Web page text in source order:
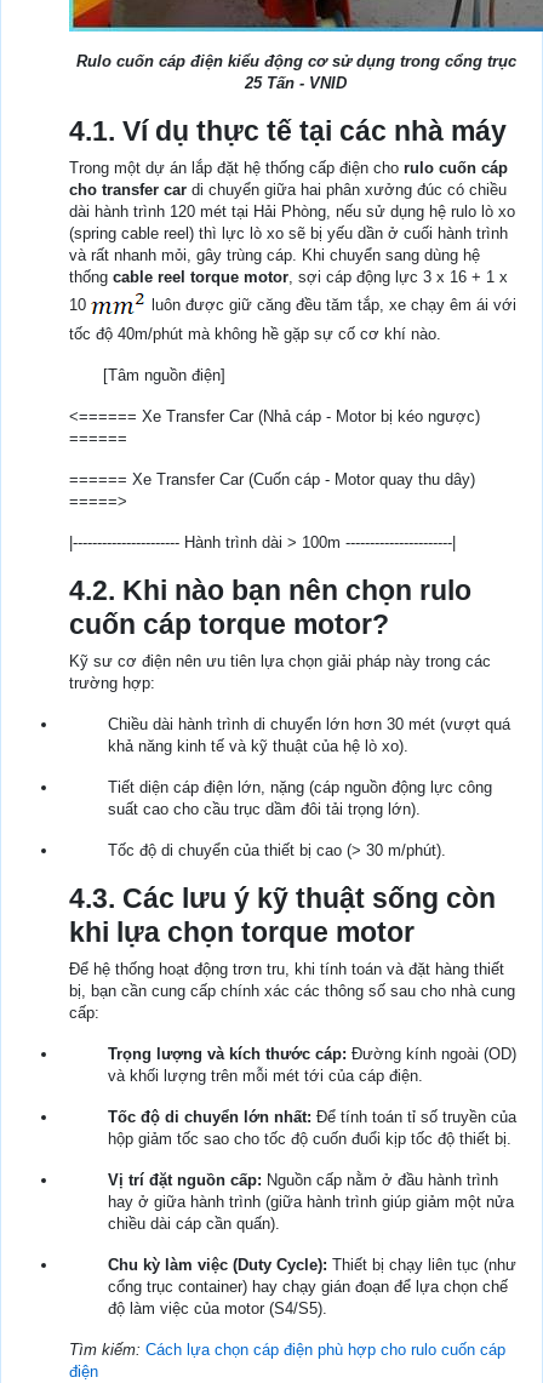
Rulo cuốn cáp điện kiểu động cơ sử dụng trong cổng trục
25 Tấn - VNID
4.1. Ví dụ thực tế tại các nhà máy
Trong một dự án lắp đặt hệ thống cấp điện cho rulo cuốn cáp
cho transfer car di chuyển giữa hai phân xưởng đúc có chiều
dài hành trình 120 mét tại Hải Phòng, nếu sử dụng hệ rulo lò xo
(spring cable reel) thì lực lò xo sẽ bị yếu dần ở cuối hành trình
và rất nhanh mỏi, gây trùng cáp. Khi chuyển sang dùng hệ
thống cable reel torque motor, sợi cáp động lực 3 x 16 + 1 x
10
luôn được giữ căng đều tăm tắp, xe chạy êm ái với
tốc độ 40m/phút mà không hề gặp sự cố cơ khí nào.
[Tâm nguồn điện]
<====== Xe Transfer Car (Nhả cáp - Motor bị kéo ngược)
======
====== Xe Transfer Car (Cuốn cáp - Motor quay thu dây)
=====>
|---------------------- Hành trình dài > 100m ----------------------|
4.2. Khi nào bạn nên chọn rulo
cuốn cáp torque motor?
Kỹ sư cơ điện nên ưu tiên lựa chọn giải pháp này trong các
trường hợp:
Chiều dài hành trình di chuyển lớn hơn 30 mét (vượt quá
khả năng kinh tế và kỹ thuật của hệ lò xo).
Tiết diện cáp điện lớn, nặng (cáp nguồn động lực công
suất cao cho cầu trục dầm đôi tải trọng lớn).
Tốc độ di chuyển của thiết bị cao (> 30 m/phút).
4.3. Các lưu ý kỹ thuật sống còn
khi lựa chọn torque motor
Để hệ thống hoạt động trơn tru, khi tính toán và đặt hàng thiết
bị, bạn cần cung cấp chính xác các thông số sau cho nhà cung
cấp:
Trọng lượng và kích thước cáp: Đường kính ngoài (OD)
và khối lượng trên mỗi mét tới của cáp điện.
Tốc độ di chuyển lớn nhất: Để tính toán tỉ số truyền của
hộp giảm tốc sao cho tốc độ cuốn đuổi kịp tốc độ thiết bị.
Vị trí đặt nguồn cấp: Nguồn cấp nằm ở đầu hành trình
hay ở giữa hành trình (giữa hành trình giúp giảm một nửa
chiều dài cáp cần quấn).
Chu kỳ làm việc (Duty Cycle): Thiết bị chạy liên tục (như
cổng trục container) hay chạy gián đoạn để lựa chọn chế
độ làm việc của motor (S4/S5).
Tìm kiếm: Cách lựa chọn cáp điện phù hợp cho rulo cuốn cáp
điện